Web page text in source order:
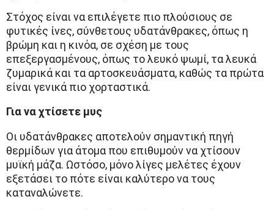
Στόχος είναι να επιλέγετε πιο πλούσιους σε
φυτικές ίνες, σύνθετους υδατάνθρακες, όπως η
βρώμη και η κινόα, σε σχέση με τους
επεξεργασμένους, όπως το λευκό ψωμί, τα λευκά
ζυμαρικά και τα αρτοσκευάσματα, καθώς τα πρώτα
είναι γενικά πιο χορταστικά.
Για να χτίσετε μυς
Οι υδατάνθρακες αποτελούν σημαντική πηγή
θερμίδων για άτομα που επιθυμούν να χτίσουν
μυϊκή μάζα. Ωστόσο, μόνο λίγες μελέτες έχουν
εξετάσει το πότε είναι καλύτερο να τους
καταναλώνετε.